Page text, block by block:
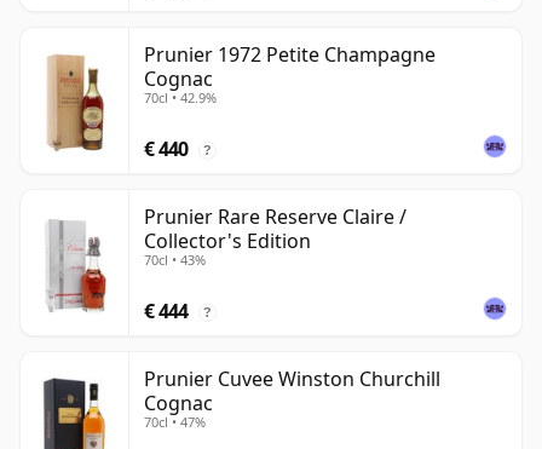
Prunier 1972 Petite Champagne
Cognac
70cl • 42.9%
€ 440 ?
Prunier Rare Reserve Claire /
Collector's Edition
70cl • 43%
€ 444 ?
Prunier Cuvee Winston Churchill
Cognac
70cl • 47%